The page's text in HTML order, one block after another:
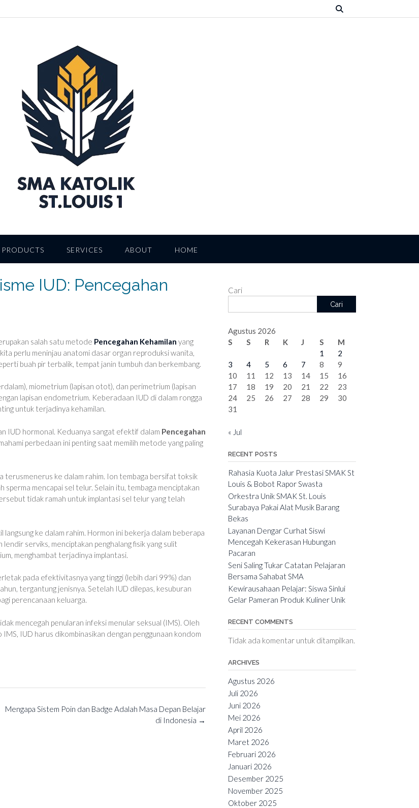
PRODUCTS SERVICES ABOUT HOME
IUD: Pencegahan
salah satu metode Pencegahan Kehamilan yang
perlu meninjau anatomi dasar organ reproduksi wanita,
buah pir terbalik, tempat janin tumbuh dan berkembang.
miometrium (lapisan otot), dan perimetrium (lapisan
lapisan endometrium. Keberadaan IUD di dalam rongga
untuk terjadinya kehamilan.
IUD hormonal. Keduanya sangat efektif dalam Pencegahan
perbedaan ini penting saat memilih metode yang paling
terusmenerus ke dalam rahim. Ion tembaga bersifat toksik
mencapai sel telur. Selain itu, tembaga menciptakan
tidak ramah untuk implantasi sel telur yang telah
ke dalam rahim. Hormon ini bekerja dalam beberapa
lendir serviks, menciptakan penghalang fisik yang sulit
menghambat terjadinya implantasi.
pada efektivitasnya yang tinggi (lebih dari 99%) dan
tergantung jenisnya. Setelah IUD dilepas, kesuburan
perencanaan keluarga.
mencegah penularan infeksi menular seksual (IMS). Oleh
IUD harus dikombinasikan dengan penggunaan kondom
Mengapa Sistem Poin dan Badge Adalah Masa Depan Belajar
di Indonesia →
Cari
Cari
Agustus 2026
S
S R K J S
M
1
2
3
4 5 6 7 8
9
10
11 12 13 14 15
16
17
18 19 20 21 22
23
24
25 26 27 28 29
30
31
« Jul
RECENT POSTS
Rahasia Kuota Jalur Prestasi SMAK St
Louis & Bobot Rapor Swasta
Orkestra Unik SMAK St. Louis
Surabaya Pakai Alat Musik Barang
Bekas
Layanan Dengar Curhat Siswi
Mencegah Kekerasan Hubungan
Pacaran
Seni Saling Tukar Catatan Pelajaran
Bersama Sahabat SMA
Kewirausahaan Pelajar: Siswa Sinlui
Gelar Pameran Produk Kuliner Unik
RECENT COMMENTS
Tidak ada komentar untuk ditampilkan.
ARCHIVES
Agustus 2026
Juli 2026
Juni 2026
Mei 2026
April 2026
Maret 2026
Februari 2026
Januari 2026
Desember 2025
November 2025
Oktober 2025